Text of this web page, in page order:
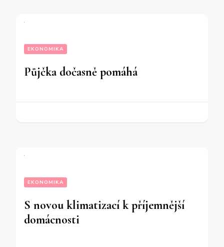
EKONOMIKA
Půjčka dočasně pomáhá
EKONOMIKA
S novou klimatizací k příjemnější
domácnosti